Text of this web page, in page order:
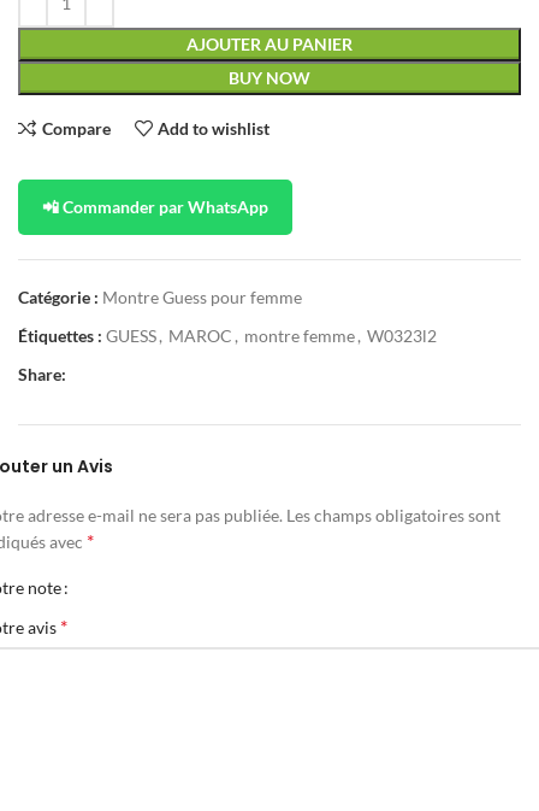
AJOUTER AU PANIER
BUY NOW
Compare Add to wishlist
📲 Commander par WhatsApp
Catégorie : Montre Guess pour femme
Étiquettes : GUESS, MAROC , montre femme, W0323l2
Share:
un Avis
adresse e-mail ne sera pas publiée. Les champs obligatoires sont
avec *
note
avis *